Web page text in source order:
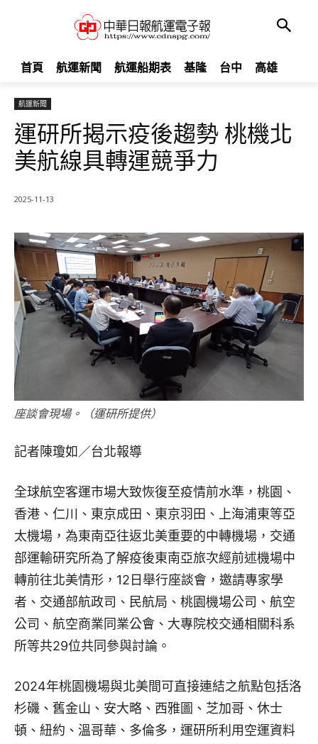
首頁 航運新聞 航運船期表 基隆 台中 高雄
航運新聞
運研所揭示疫後趨勢 桃機北
美航線具轉運競爭力
2025-11-13
座談會現場。（運研所提供）
記者陳瓊如／台北報導
全球航空客運市場大致恢復至疫情前水準，桃園、
香港、仁川、東京成田、東京羽田、上海浦東等亞
太機場，為東南亞往返北美重要的中轉機場，交通
部運輸研究所為了解疫後東南亞旅次經前述機場中
轉前往北美情形，12日舉行座談會，邀請專家學
者、交通部航政司、民航局、桃園機場公司、航空
公司、航空商業同業公會、大專院校交通相關科系
所等共29位共同參與討論。
2024年桃園機場與北美間可直接連結之航點包括洛
杉磯、舊金山、安大略、西雅圖、芝加哥、休士
頓、紐約、溫哥華、多倫多，運研所利用空運資料